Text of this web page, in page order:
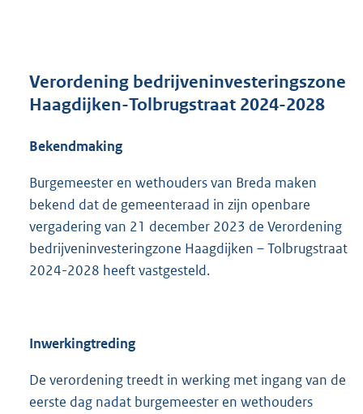
r
o
:
1
5
K
Verordening bedrijveninvesteringszone
Haagdijken-Tolbrugstraat 2024-2028
Bekendmaking
Burgemeester en wethouders van Breda maken
bekend dat de gemeenteraad in zijn openbare
vergadering van 21 december 2023 de Verordening
bedrijveninvesteringzone Haagdijken – Tolbrugstraat
2024-2028 heeft vastgesteld.
Inwerkingtreding
De verordening treedt in werking met ingang van de
eerste dag nadat burgemeester en wethouders